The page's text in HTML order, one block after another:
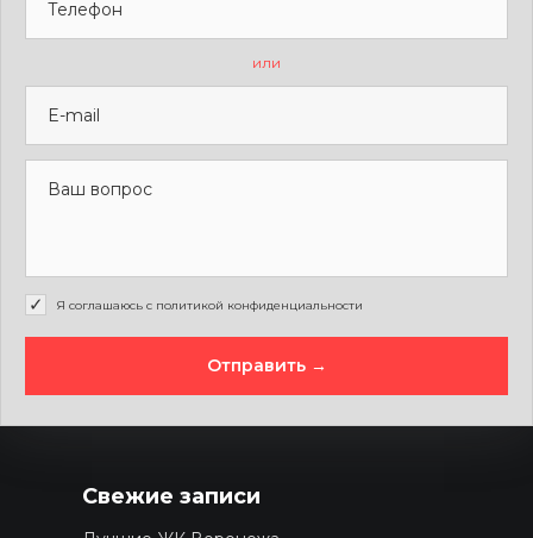
или
Я соглашаюсь с политикой конфиденциальности
Отправить →
Свежие записи